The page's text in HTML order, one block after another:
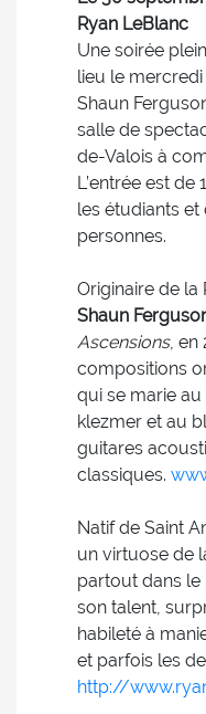
Ryan LeBlanc
Une soirée
lieu le
Shaun
salle de
de-Valois à
L’entrée est
les étudiants
personnes.
Originaire de la
Shaun
Ascensions, en
compositions
qui se marie
klezmer et au
guitares
classiques.
Natif de Saint
un virtuose de
partout dans
son talent,
habileté à
et parfois les
http://